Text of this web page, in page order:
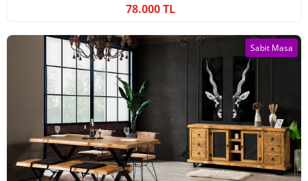
78.000 TL
Sabit Masa